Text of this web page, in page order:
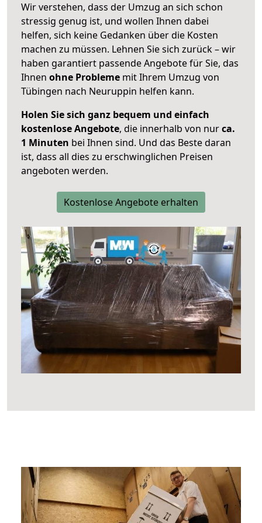
Wir verstehen, dass der Umzug an sich schon
stressig genug ist, und wollen Ihnen dabei
helfen, sich keine Gedanken über die Kosten
machen zu müssen. Lehnen Sie sich zurück – wir
haben garantiert passende Angebote für Sie, das
Ihnen ohne Probleme mit Ihrem Umzug von
Tübingen nach Neuruppin helfen kann.
Holen Sie sich ganz bequem und einfach
kostenlose Angebote, die innerhalb von nurca.
1 Minuten bei Ihnen sind. Und das Beste daran
ist, dass all dies zu erschwinglichen Preisen
angeboten werden.
Kostenlose Angebote erhalten